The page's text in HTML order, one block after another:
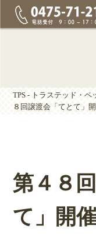
TPS - トラステッド・ペ
８回譲渡会「てとて」
第４８
て」開